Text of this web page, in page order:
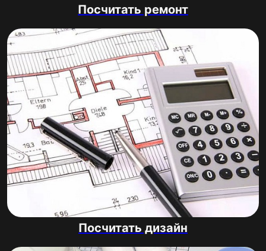
Посчитать ремонт
Посчитать дизайн